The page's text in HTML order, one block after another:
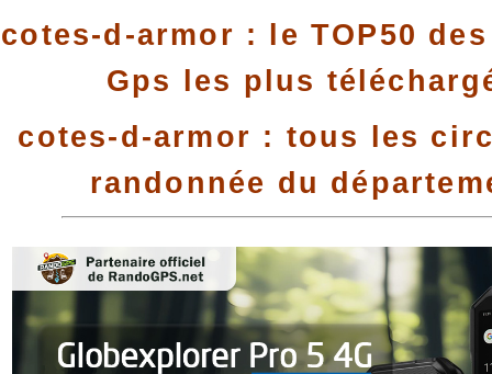
cotes-d-armor : le TOP50
Gps les plus
cotes-d-armor : tous les
randonnée du